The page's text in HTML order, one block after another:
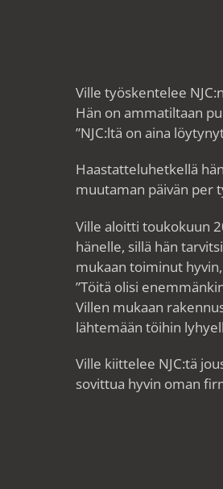
Ville työskentelee
Hän on ammatiltaan
”NJC:ltä on aina
Haastatteluhetkellä
muutaman päivän per
Ville aloitti toukokuun
hänelle, sillä hän
mukaan toiminut
”Töitä olisi
Villen mukaan
lähtemään töihin
Ville kiittelee NJC:tä
sovittua hyvin oman